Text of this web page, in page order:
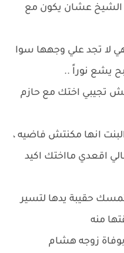
الشيخ عشان يكون مع
لا تجد علي وجهها سوا
يشع نوراً ..
تجيبي اختك مع حازم
انها مكنتش فاضيه ،
اقعدي مااختك اكيد
حقيبة يدها لتسير
منه
زوجه هشام